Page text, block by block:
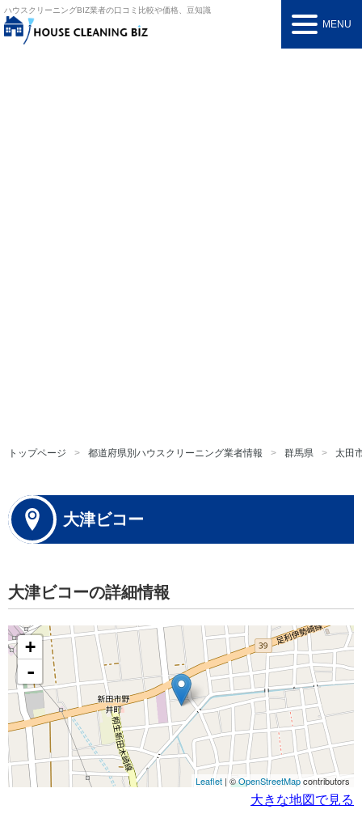
ハウスクリーニングBIZ業者の口コミ比較や価格、豆知識
MENU
トップページ 都道府県別ハウスクリーニング業者情報 群馬県 太田
大津ビコー
大津ビコーの詳細情報
+
-
Leaflet | ©OpenStreetMapcontributors
大きな地図で見る